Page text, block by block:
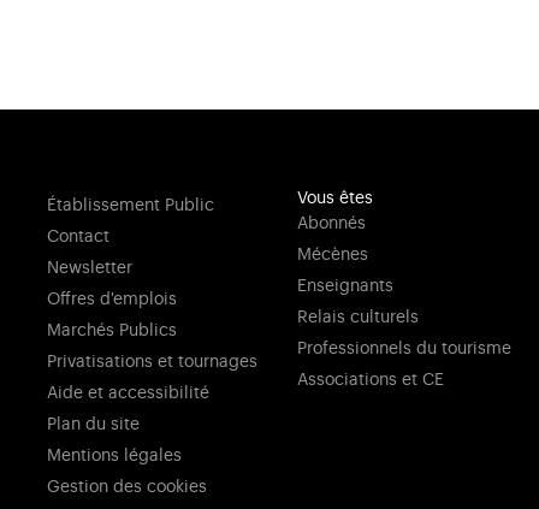
Établissement Public
Contact
Newsletter
Offres d'emplois
Marchés Publics
Privatisations et tournages
Aide et accessibilité
Plan du site
Mentions légales
Gestion des cookies
Vous êtes
Abonnés
Mécènes
Enseignants
Relais culturels
Professionnels du tourisme
Associations et CE